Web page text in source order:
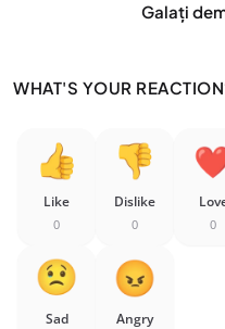
Galați
WHAT'S YOUR
Like
0
Dislike
0 0
Sad Angry